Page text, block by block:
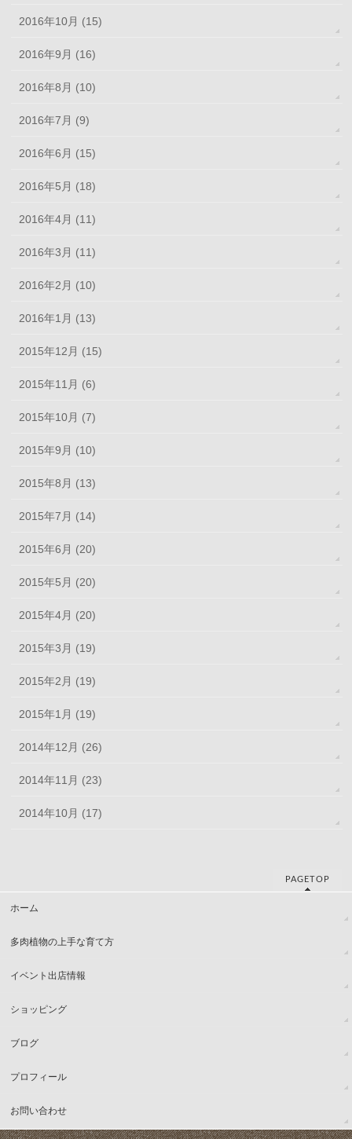
2016年10月 (15)
2016年9月 (16)
2016年8月 (10)
2016年7月 (9)
2016年6月 (15)
2016年5月 (18)
2016年4月 (11)
2016年3月 (11)
2016年2月 (10)
2016年1月 (13)
2015年12月 (15)
2015年11月 (6)
2015年10月 (7)
2015年9月 (10)
2015年8月 (13)
2015年7月 (14)
2015年6月 (20)
2015年5月 (20)
2015年4月 (20)
2015年3月 (19)
2015年2月 (19)
2015年1月 (19)
2014年12月 (26)
2014年11月 (23)
2014年10月 (17)
PAGETOP
ホーム
多肉植物の上手な育て方
イベント出店情報
ショッピング
ブログ
プロフィール
お問い合わせ